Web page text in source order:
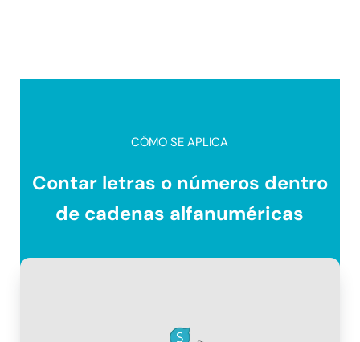
CÓMO SE APLICA
Contar letras o números dentro
de cadenas alfanuméricas